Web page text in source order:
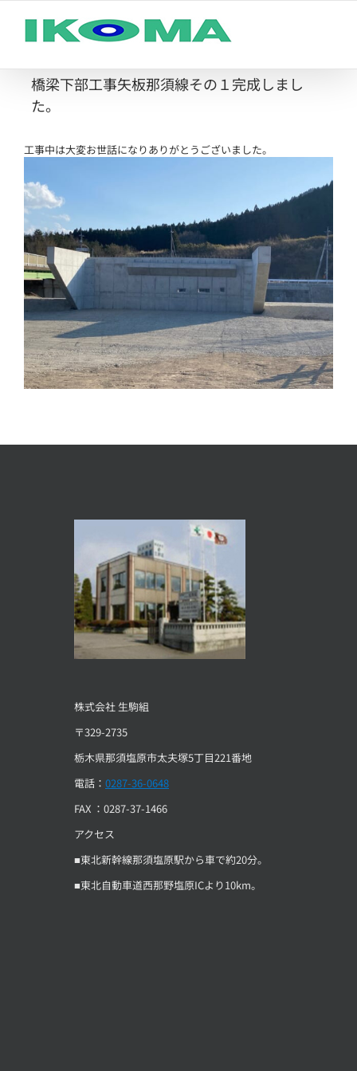
橋梁下部工事矢板那須線その１完成しまし
た。
工事中は大変お世話になりありがとうございました。
株式会社 生駒組
〒329-2735
栃木県那須塩原市太夫塚5丁目221番地
電話： 0287-36-0648
FAX ：0287-37-1466
アクセス
■東北新幹線那須塩原駅から車で約20分。
■東北自動車道西那野塩原ICより10km。